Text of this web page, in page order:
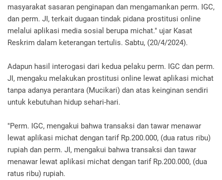
masyarakat sasaran penginapan dan mengamankan perm. IGC,
dan perm. JI, terkait dugaan tindak pidana prostitusi online
melalui aplikasi media sosial berupa michat." ujar Kasat
Reskrim dalam keterangan tertulis. Sabtu, (20/4/2024).
Adapun hasil interogasi dari kedua pelaku perm. IGC dan perm.
JI, mengaku melakukan prostitusi online lewat aplikasi michat
tanpa adanya perantara (Mucikari) dan atas keinginan sendiri
untuk kebutuhan hidup sehari-hari.
"Perm. IGC, mengakui bahwa transaksi dan tawar menawar
lewat aplikasi michat dengan tarif Rp.200.000, (dua ratus ribu)
rupiah dan perm. JI, mengakui bahwa transaksi dan tawar
menawar lewat aplikasi michat dengan tarif Rp.200.000, (dua
ratus ribu) rupiah.